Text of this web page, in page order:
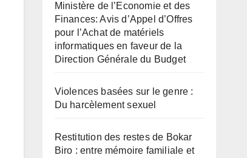
Ministère de l’Economie et des
Finances: Avis d’Appel d’Offres
pour l’Achat de matériels
informatiques en faveur de la
Direction Générale du Budget
Violences basées sur le genre :
Du harcèlement sexuel
Restitution des restes de Bokar
Biro : entre mémoire familiale et